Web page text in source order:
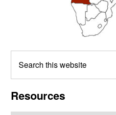
this
Resources